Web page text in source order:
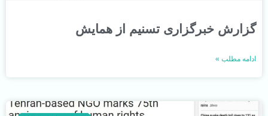
گزارش خبرگزاری تسنیم از همایش
ادامه مطلب »